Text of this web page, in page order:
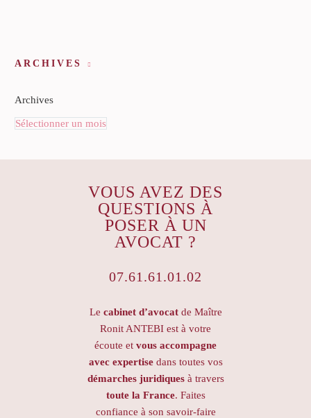
ARCHIVES
Archives
Sélectionner un mois
VOUS AVEZ DES
QUESTIONS À
POSER À UN
AVOCAT ?
07.61.61.01.02
Le cabinet d’avocatde Maître
Ronit ANTEBI est à votre
écoute et vous accompagne
avec expertisedans toutes vos
démarches juridiquesà travers
toute la France. Faites
confiance à son savoir-faire